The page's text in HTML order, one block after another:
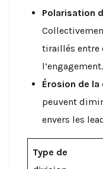
Polarisation
tiraillés entre
l’engagement.
Érosion de
peuvent
envers les
Type de